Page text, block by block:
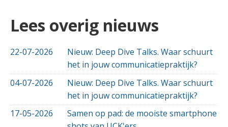
Lees overig nieuws
22-07-2026
Nieuw: Deep Dive Talks. Waar schuurt
het in jouw communicatiepraktijk?
04-07-2026
Nieuw: Deep Dive Talks. Waar schuurt
het in jouw communicatiepraktijk?
17-05-2026
Samen op pad: de mooiste smartphone